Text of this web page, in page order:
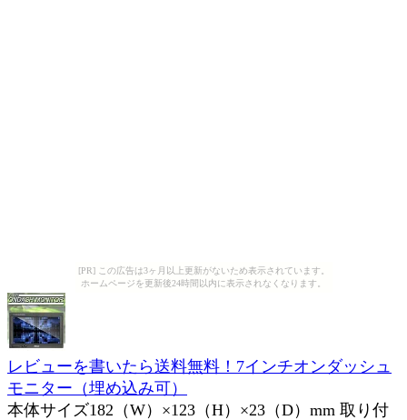
[PR] この広告は3ヶ月以上更新がないため表示されています。
ホームページを更新後24時間以内に表示されなくなります。
レビューを書いたら送料無料！7インチオンダッシュ
モニター（埋め込み可）
本体サイズ182（W）×123（H）×23（D）mm 取り付